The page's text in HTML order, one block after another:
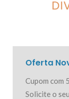
Oferta
Cupom com
Solicite o